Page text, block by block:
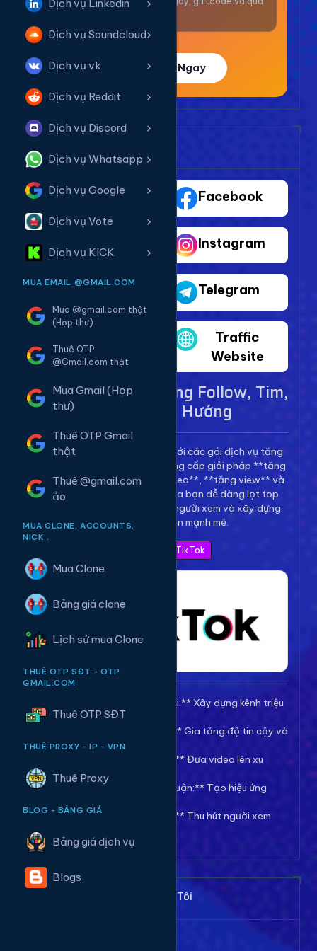
Dịch vụ Linkedin
Dịch vụ Soundcloud
Dịch vụ vk
Dịch vụ Reddit
Dịch vụ Discord
Dịch vụ Whatsapp
Dịch vụ Google
Dịch vụ Vote
Dịch vụ KICK
MUA EMAIL @GMAIL.COM
Mua @gmail.com thật
(Họp thư)
Thuê OTP
@Gmail.com thật
Mua Gmail (Họp
thư)
Thuê OTP Gmail
thật
Thuê @gmail.com
ảo
MUA CLONE, ACCOUNTS,
NICK..
Mua Clone
Bảng giá clone
Lịch sử mua Clone
THUÊ OTP SĐT - OTP
GMAIL.COM
Thuê OTP SĐT
THUÊ PROXY - IP - VPN
Thuê Proxy
BLOG - BẢNG GIÁ
Bảng giá dịch vụ
Blogs
Trải Nghiệm Ngay
TikTok Facebook
Instagram
Shopee Telegram
Traffic
Website
Dịch Vụ TikTok - Tăng Follow, Tim,
View Lên Xu Hướng
Bùng nổ kênh TikTok của bạn với các gói dịch vụ tăng
trưởng toàn diện. Chúng tôi cung cấp giải pháp **tăng
follow TikTok**, **tăng tim video**, **tăng view** và
**bình luận** để giúp video của bạn dễ dàng lọt top
thịnh hành, thu hút hàng triệu người xem và xây dựng
thương hiệu cá nhân mạnh mẽ.
Xem Bảng Giá TikTok
🚀 **Tăng Follow/Theo dõi:** Xây dựng kênh triệu
follow uy tín.
❤️ **Tăng Tim/Like Video:** Gia tăng độ tin cậy và
viral cho video.
👀 **Tăng View/Lượt xem:** Đưa video lên xu
hướng nhanh chóng.
💬 **Tăng Comment/Bình luận:** Tạo hiệu ứng
thảo luận sôi nổi.
👁️ **Tăng Mắt Livestream:** Thu hút người xem
Khách Hàng Nói Gì Về Chúng Tôi